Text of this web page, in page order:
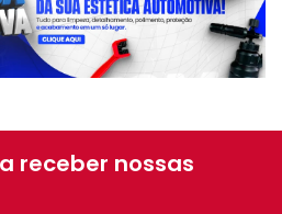
receber nossas